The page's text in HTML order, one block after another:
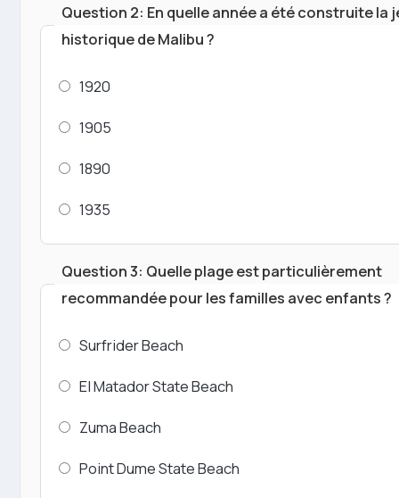
Question 2: En quelle année a été construite la
historique de Malibu ?
1920
1905
1890
1935
Question 3: Quelle plage est particulièrement
recommandée pour les familles avec enfants ?
Surfrider Beach
El Matador State Beach
Zuma Beach
Point Dume State Beach